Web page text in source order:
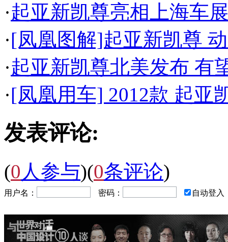
·起亚新凯尊亮相上海车
·[凤凰图解]起亚新凯尊
·起亚新凯尊北美发布 有
·[凤凰用车] 2012款 起亚
发表评论:
(0 人参与)(0条评论)
用户名： 密码： 自动登入